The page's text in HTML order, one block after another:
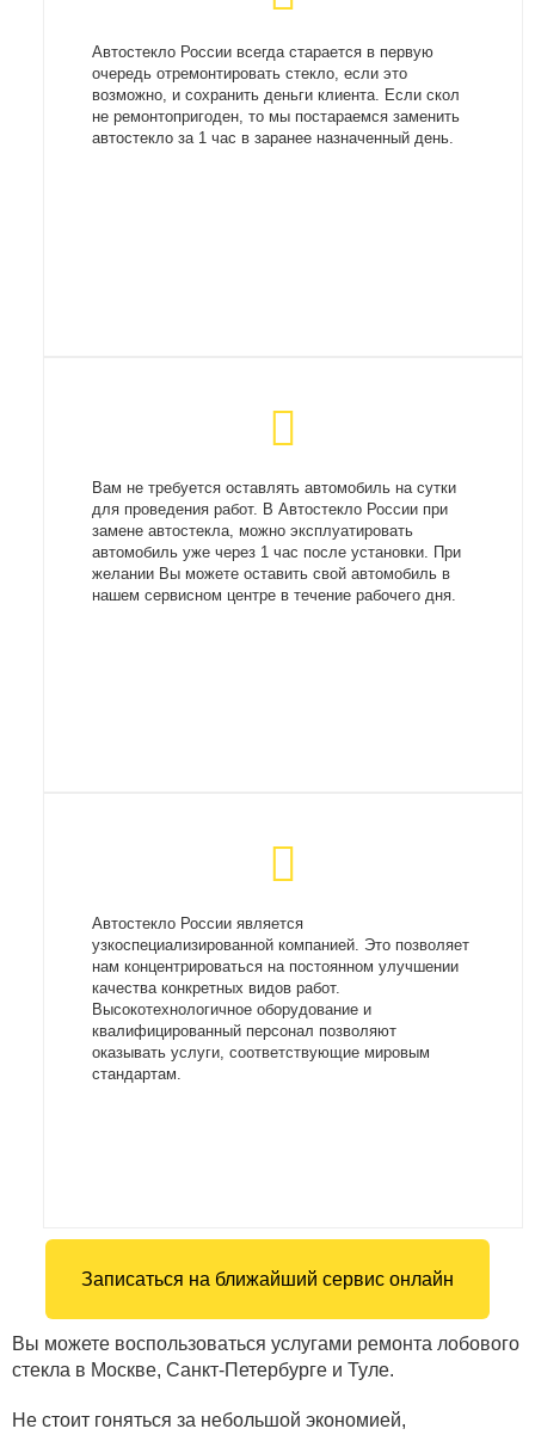
Автостекло России всегда старается в первую
очередь отремонтировать стекло, если это
возможно, и сохранить деньги клиента. Если скол
не ремонтопригоден, то мы постараемся заменить
автостекло за 1 час в заранее назначенный день.
Вам не требуется оставлять автомобиль на сутки
для проведения работ. В Автостекло России при
замене автостекла, можно эксплуатировать
автомобиль уже через 1 час после установки. При
желании Вы можете оставить свой автомобиль в
нашем сервисном центре в течение рабочего дня.
Автостекло России является
узкоспециализированной компанией. Это позволяет
нам концентрироваться на постоянном улучшении
качества конкретных видов работ.
Высокотехнологичное оборудование и
квалифицированный персонал позволяют
оказывать услуги, соответствующие мировым
стандартам.
Записаться на ближайший сервис онлайн
Вы можете воспользоваться услугами ремонта лобового
стекла в Москве, Санкт-Петербурге и Туле.
Не стоит гоняться за небольшой экономией,